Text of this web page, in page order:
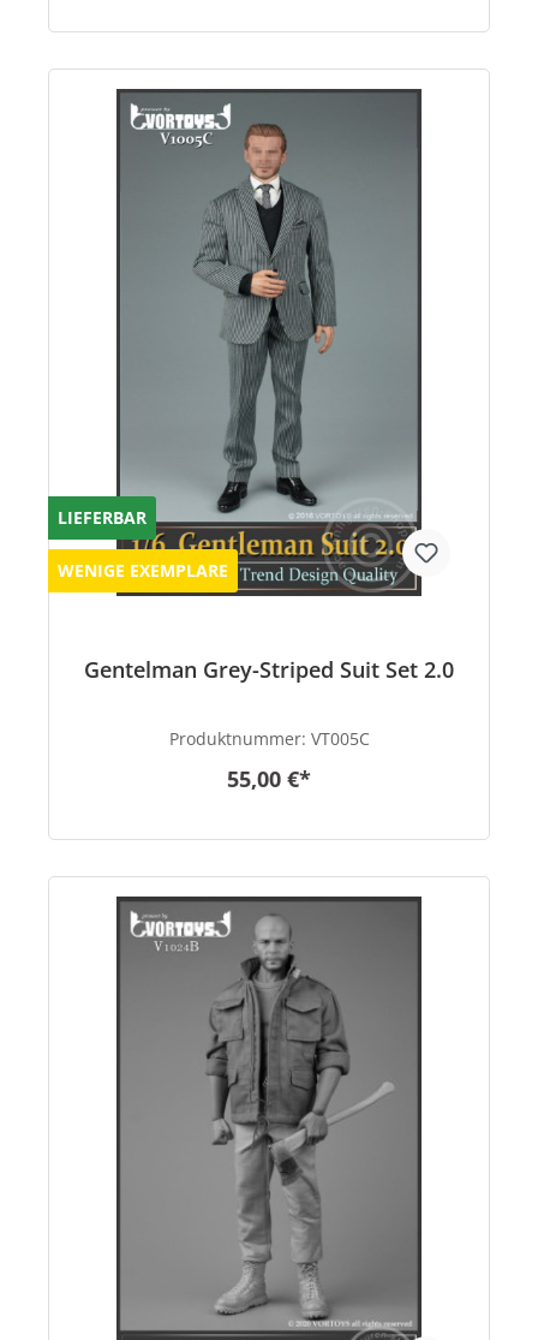
LIEFERBAR
WENIGE EXEMPLARE
Gentelman Grey-Striped Suit Set 2.0
Produktnummer: VT005C
55,00 €*